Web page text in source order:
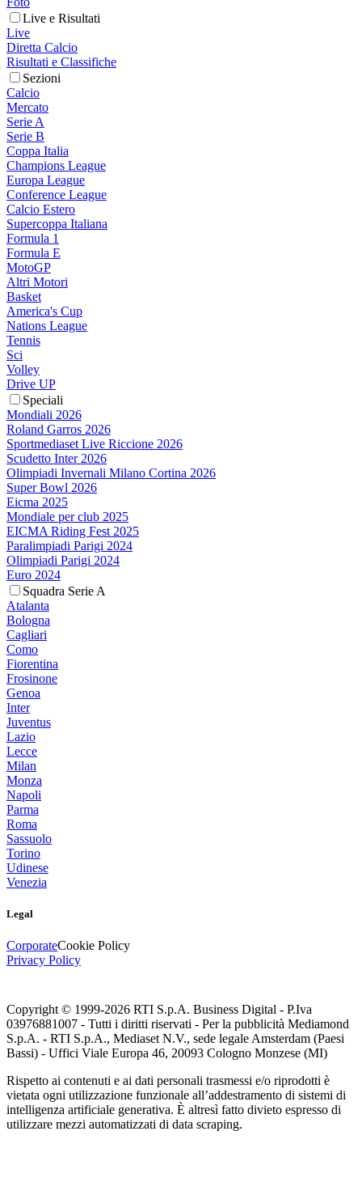
Live e Risultati
Live
Diretta Calcio
Risultati e Classifiche
Sezioni
Calcio
Mercato
Serie A
Serie B
Coppa Italia
Champions League
Europa League
Conference League
Calcio Estero
Supercoppa Italiana
Formula 1
Formula E
MotoGP
Altri Motori
Basket
America's Cup
Nations League
Tennis
Sci
Volley
Drive UP
Speciali
Mondiali 2026
Roland Garros 2026
Sportmediaset Live Riccione 2026
Scudetto Inter 2026
Olimpiadi Invernali Milano Cortina 2026
Super Bowl 2026
Eicma 2025
Mondiale per club 2025
EICMA Riding Fest 2025
Paralimpiadi Parigi 2024
Olimpiadi Parigi 2024
Euro 2024
Squadra Serie A
Atalanta
Bologna
Cagliari
Como
Fiorentina
Frosinone
Genoa
Inter
Juventus
Lazio
Lecce
Milan
Monza
Napoli
Parma
Roma
Sassuolo
Torino
Udinese
Venezia
Legal
CorporateCookie Policy
Privacy Policy
Copyright © 1999-2026 RTI S.p.A. Business Digital - P.Iva
03976881007 - Tutti i diritti riservati - Per la pubblicità Mediamond
S.p.A. - RTI S.p.A., Mediaset N.V., sede legale Amsterdam (Paesi
Bassi) - Uffici Viale Europa 46, 20093 Cologno Monzese (MI)
Rispetto ai contenuti e ai dati personali trasmessi e/o riprodotti è
vietata ogni utilizzazione funzionale all’addestramento di sistemi di
intelligenza artificiale generativa. È altresì fatto divieto espresso di
utilizzare mezzi automatizzati di data scraping.